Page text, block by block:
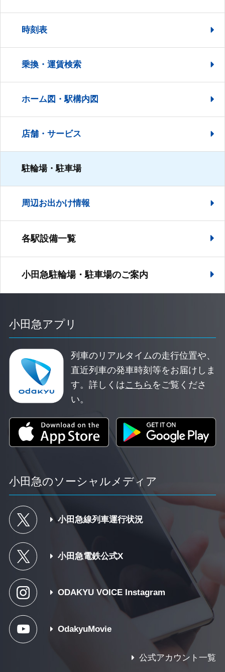
時刻表
乗換・運賃検索
ホーム図・駅構内図
店舗・サービス
駐輪場・駐車場
周辺お出かけ情報
各駅設備一覧
小田急駐輪場・駐車場のご案内
小田急アプリ
列車のリアルタイムの走行位置や、
直近列車の発車時刻等をお届けしま
す。詳しくはこちら をご覧くださ
い。
小田急のソーシャルメディア
小田急線列車運行状況
小田急電鉄公式X
ODAKYU VOICE Instagram
OdakyuMovie
公式アカウント一覧